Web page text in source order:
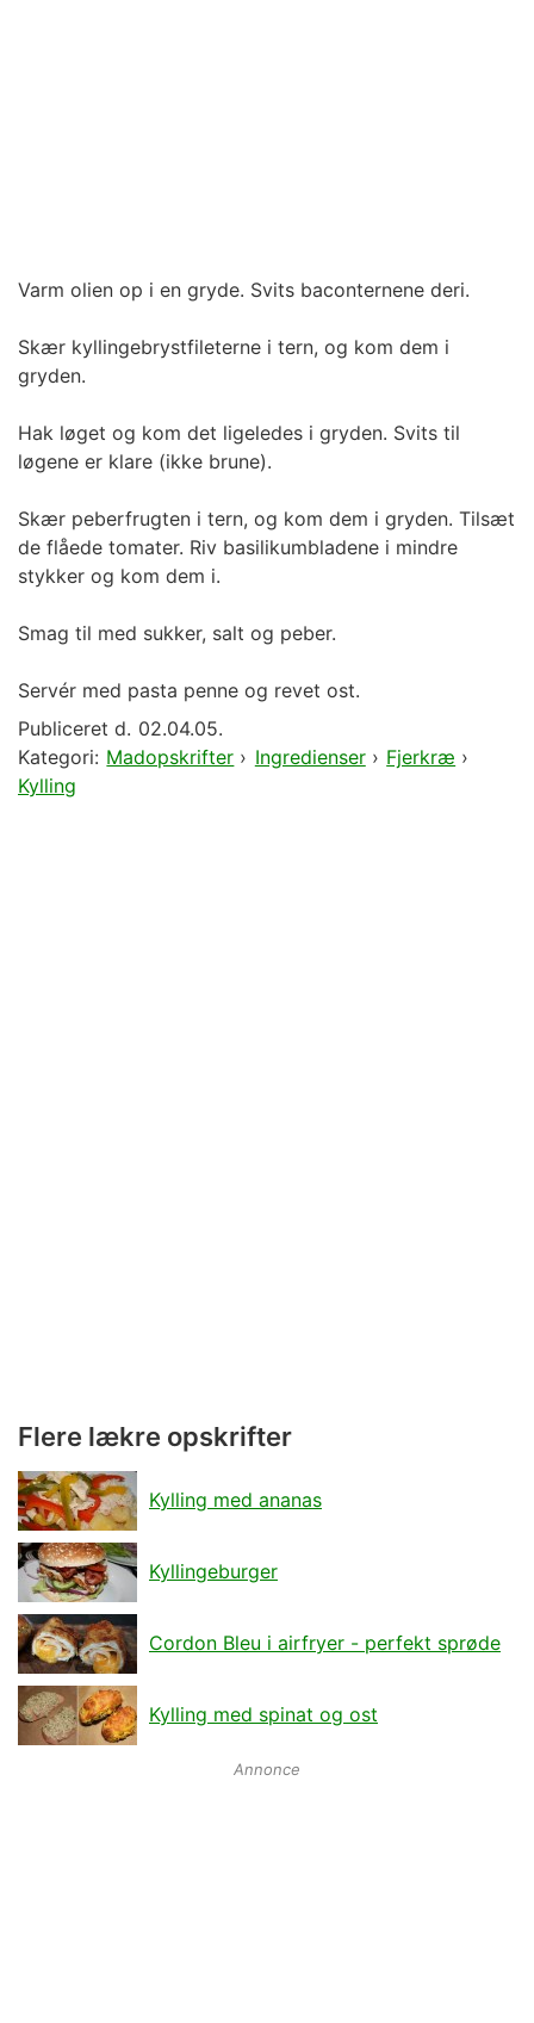
Varm olien op i en gryde. Svits baconternene deri.
Skær kyllingebrystfileterne i tern, og kom dem i
gryden.
Hak løget og kom det ligeledes i gryden. Svits til
løgene er klare (ikke brune).
Skær peberfrugten i tern, og kom dem i gryden. Tilsæt
de flåede tomater. Riv basilikumbladene i mindre
stykker og kom dem i.
Smag til med sukker, salt og peber.
Servér med pasta penne og revet ost.
Publiceret d. 02.04.05.
Kategori: Madopskrifter › Ingredienser› Fjerkræ ›
Kylling
Flere lækre opskrifter
Kylling med ananas
Kyllingeburger
Cordon Bleu i airfryer - perfekt sprøde
Kylling med spinat og ost
Annonce